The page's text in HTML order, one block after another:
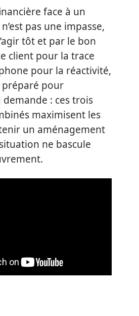
face à un
pas une impasse,
tôt et par le bon
client pour la trace
pour la réactivité,
pour
: ces trois
maximisent les
un aménagement
ne bascule